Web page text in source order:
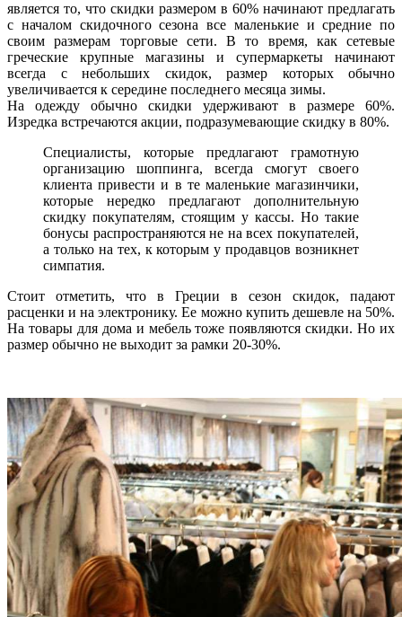
является то, что скидки размером в 60% начинают предлагать
с началом скидочного сезона все маленькие и средние по
своим размерам торговые сети. В то время, как сетевые
греческие крупные магазины и супермаркеты начинают
всегда с небольших скидок, размер которых обычно
увеличивается к середине последнего месяца зимы.
На одежду обычно скидки удерживают в размере 60%.
Изредка встречаются акции, подразумевающие скидку в 80%.
Специалисты, которые предлагают грамотную
организацию шоппинга, всегда смогут своего
клиента привести и в те маленькие магазинчики,
которые нередко предлагают дополнительную
скидку покупателям, стоящим у кассы. Но такие
бонусы распространяются не на всех покупателей,
а только на тех, к которым у продавцов возникнет
симпатия.
Стоит отметить, что в Греции в сезон скидок, падают
расценки и на электронику. Ее можно купить дешевле на 50%.
На товары для дома и мебель тоже появляются скидки. Но их
размер обычно не выходит за рамки 20-30%.